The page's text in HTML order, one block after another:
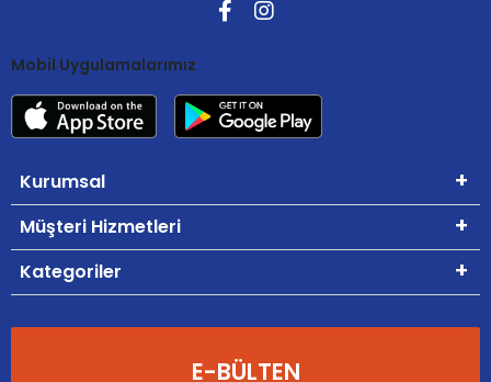
Mobil Uygulamalarımız
Kurumsal
Müşteri Hizmetleri
Kategoriler
E-BÜLTEN